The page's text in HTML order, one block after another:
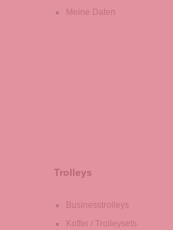
Meine Daten
Trolleys
Businesstrolleys
Koffer / Trolleysets